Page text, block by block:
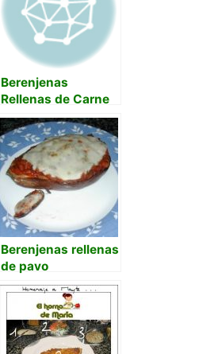
Berenjenas
Rellenas de Carne
Picada y crema de
Patata y Pulpa Al
Horno
Berenjenas rellenas
de pavo